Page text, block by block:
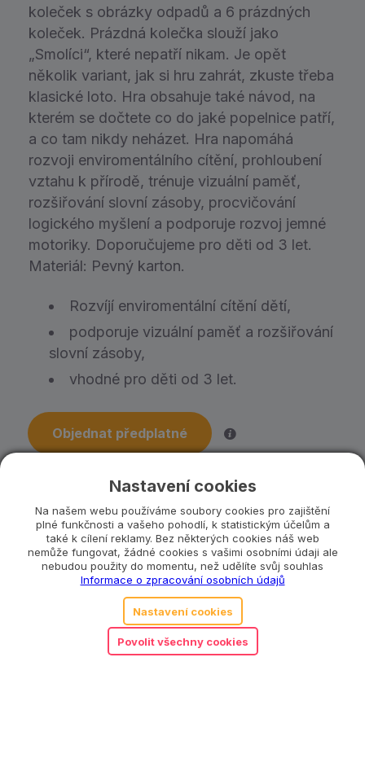
koleček s obrázky odpadů a 6 prázdných
koleček. Prázdná kolečka slouží jako
„Smolíci“, které nepatří nikam. Je opět
několik variant, jak si hru zahrát, zkuste třeba
klasické loto. Hra obsahuje také návod, na
kterém se dočtete co do jaké popelnice patří,
a co tam nikdy neházet. Hra napomáhá
rozvoji enviromentálního cítění, prohloubení
vztahu k přírodě, trénuje vizuální paměť,
rozšiřování slovní zásoby, procvičování
logického myšlení a podporuje rozvoj jemné
motoriky. Doporučujeme pro děti od 3 let.
Materiál: Pevný karton.
Rozvíjí enviromentální cítění dětí,
podporuje vizuální paměť a rozšiřování
slovní zásoby,
vhodné pro děti od 3 let.
Objednat předplatné
Co se stane, když ztratím část hračky?
Katalogové číslo:MAMI0006
Kategorie:1 až 3 roky, 3 až 6 let,Mamiee,
Motorické hračky, Pro holky,Pro každého,Pro
Puzzle, skládačky a hry,Vzdělávací
Související produkty
Nastavení cookies
Na našem webu používáme soubory cookies pro zajištění
plné funkčnosti a vašeho pohodlí, k statistickým účelům a
také k cílení reklamy. Bez některých cookies náš web
nemůže fungovat, žádné cookies s vašimi osobními údaji ale
nebudou použity do momentu, než udělíte svůj souhlas
Informace o zpracování osobních údajů
Nastavení cookies
Povolit všechny cookies